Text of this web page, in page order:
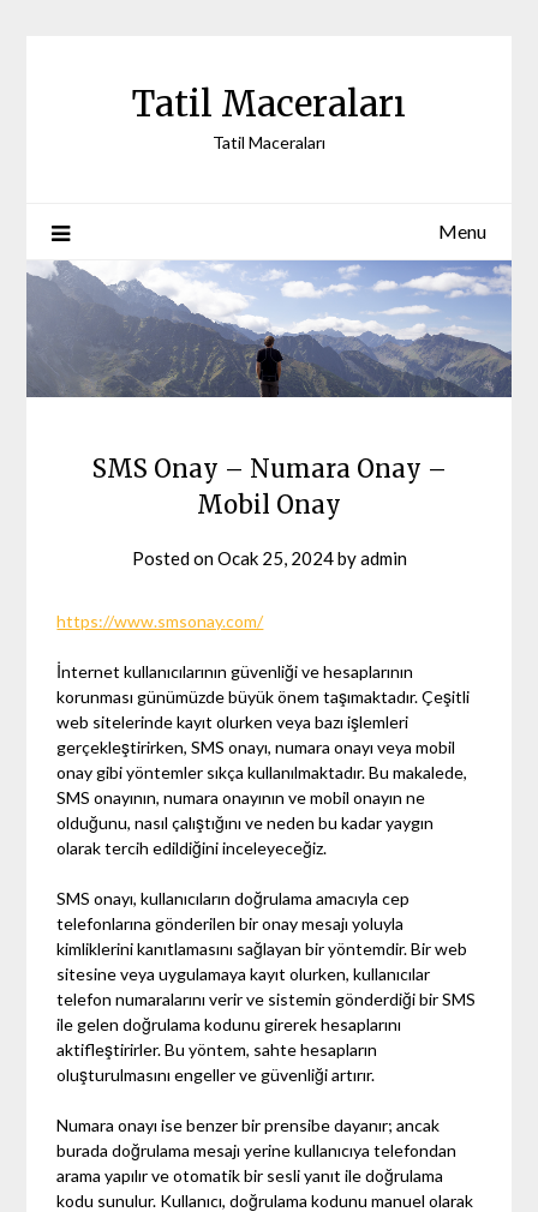
Tatil Maceraları
Tatil Maceraları
Menu
SMS Onay – Numara Onay –
Mobil Onay
Posted onOcak 25, 2024byadmin
https://www.smsonay.com/
İnternet kullanıcılarının güvenliği ve hesaplarının
korunması günümüzde büyük önem taşımaktadır. Çeşitli
web sitelerinde kayıt olurken veya bazı işlemleri
gerçekleştirirken, SMS onayı, numara onayı veya mobil
onay gibi yöntemler sıkça kullanılmaktadır. Bu makalede,
SMS onayının, numara onayının ve mobil onayın ne
olduğunu, nasıl çalıştığını ve neden bu kadar yaygın
olarak tercih edildiğini inceleyeceğiz.
SMS onayı, kullanıcıların doğrulama amacıyla cep
telefonlarına gönderilen bir onay mesajı yoluyla
kimliklerini kanıtlamasını sağlayan bir yöntemdir. Bir web
sitesine veya uygulamaya kayıt olurken, kullanıcılar
telefon numaralarını verir ve sistemin gönderdiği bir SMS
ile gelen doğrulama kodunu girerek hesaplarını
aktifleştirirler. Bu yöntem, sahte hesapların
oluşturulmasını engeller ve güvenliği artırır.
Numara onayı ise benzer bir prensibe dayanır; ancak
burada doğrulama mesajı yerine kullanıcıya telefondan
arama yapılır ve otomatik bir sesli yanıt ile doğrulama
kodu sunulur. Kullanıcı, doğrulama kodunu manuel olarak